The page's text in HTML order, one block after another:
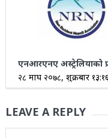
एनआरएनए अस्ट्रेलियाको
२८ माघ २०७८, शुक्रबार १३:१६
LEAVE A REPLY